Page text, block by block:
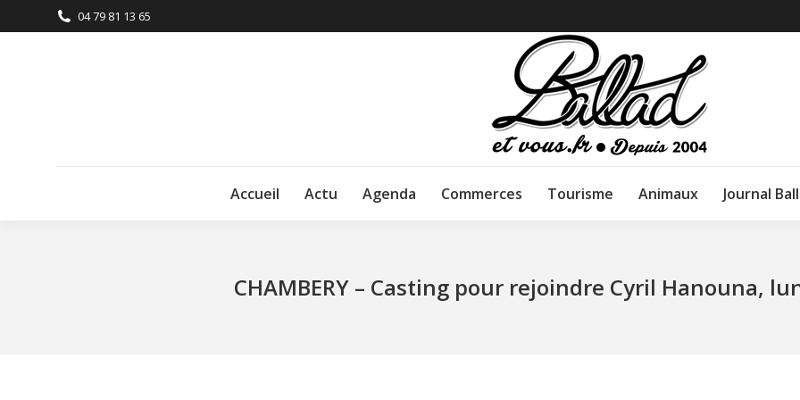
04 79 81 13 65
Accueil Actu Agenda Commerces Tourisme Animaux Journal
CHAMBERY – Casting pour rejoindre Cyril Hanouna,